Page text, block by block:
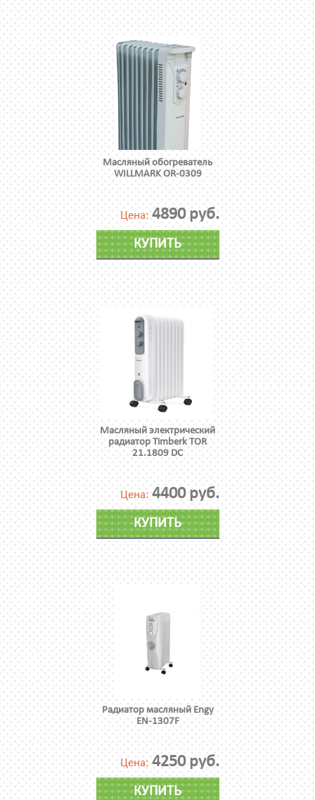
Масляный обогреватель
WILLMARK OR-0309
Цена: 4890 руб.
КУПИТЬ
Масляный электрический
радиатор Timberk TOR
21.1809 DC
Цена: 4400 руб.
КУПИТЬ
Радиатор масляный Engy
EN-1307F
Цена: 4250 руб.
КУПИТЬ